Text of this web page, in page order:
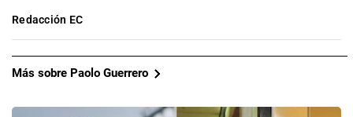
Redacción EC
Más sobre Paolo Guerrero